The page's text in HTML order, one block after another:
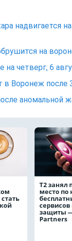
надвигается
на
четверг, 6
в Воронеж после
аномальной
Т2 занял
место по
защиты
Partners